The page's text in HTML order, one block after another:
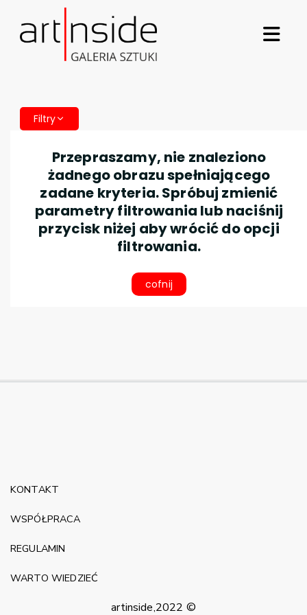
Filtry
Przepraszamy, nie znaleziono
żadnego obrazu spełniającego
zadane kryteria. Spróbuj zmienić
parametry filtrowania lub naciśnij
przycisk niżej aby wrócić do opcji
filtrowania.
cofnij
artinside,2022 ©
KONTAKT
WSPÓŁPRACA
REGULAMIN
WARTO WIEDZIEĆ